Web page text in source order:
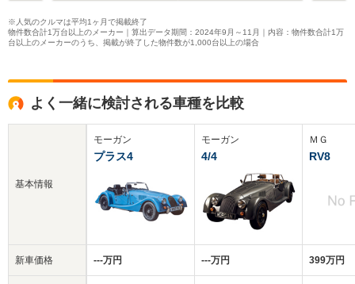
※人気のクルマは平均1ヶ月で掲載終了
物件数合計1万台以上のメーカー｜算出データ期間：2024年9月～11月｜内容：物件数合計1万
台以上のメーカーのうち、掲載が終了した物件数が1,000台以上の場合
よく一緒に検討される車種を比較
基本情報
新車価格
モーガン
プラス4
‐‐‐万円
モーガン
4/4
‐‐‐万円
ＭＧ
RV8
399万円